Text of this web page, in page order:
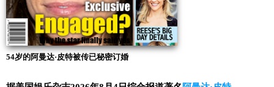
54岁的阿曼达·皮特被传已秘密订婚